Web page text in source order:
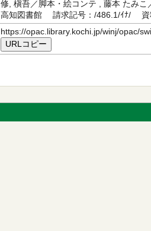
修, 槇吾／脚本・絵コンテ , 藤本 たみ
高知図書館 請求記号：/486.1/ｲﾅ/ 資
https://opac.library.kochi.jp/winj/opac/
URLコピー